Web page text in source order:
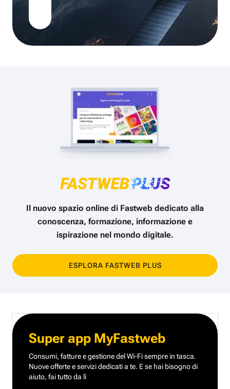
Il nuovo spazio online di Fastweb dedicato alla
conoscenza, formazione, informazione e
ispirazione nel mondo digitale.
ESPLORA FASTWEB PLUS
Super app MyFastweb
Consumi, fatture e gestione del Wi-Fi sempre in tasca.
Nuove offerte e servizi dedicati a te. E se hai bisogno di
aiuto, fai tutto da lì